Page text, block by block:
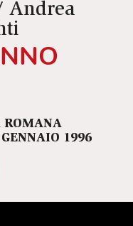
Andrea
ROMANA
1996